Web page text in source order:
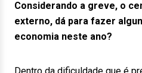
Considerando a greve, o
externo, dá para fazer
economia neste ano?